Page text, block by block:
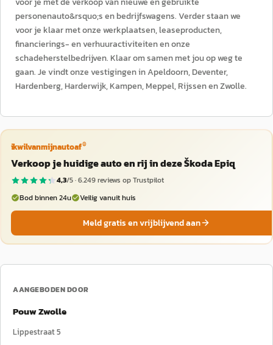
personenauto&rsquo;s en bedrijfswagens. Verder staan we
voor je klaar met onze werkplaatsen, leaseproducten,
financierings- en verhuuractiviteiten en onze
schadeherstelbedrijven. Klaar om samen met jou op weg te
gaan. Je vindt onze vestigingen in Apeldoorn, Deventer,
Hardenberg, Harderwijk, Kampen, Meppel, Rijssen en Zwolle.
ikwilvanmijnautoaf®
Verkoop je huidige auto en rij in deze Škoda Epiq
4,3/5 ·6.249reviews op Trustpilot
Bod binnen 24u
Veilig vanuit huis
Meld gratis en vrijblijvend aan
AANGEBODEN DOOR
Pouw Zwolle
Lippestraat 5